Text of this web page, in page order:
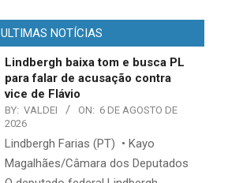
ULTIMAS NOTÍCIAS
Lindbergh baixa tom e busca PL
para falar de acusação contra
vice de Flávio
BY: VALDEI ON: 6 DE AGOSTO DE
2026
Lindbergh Farias (PT) • Kayo
Magalhães/Câmara dos Deputados